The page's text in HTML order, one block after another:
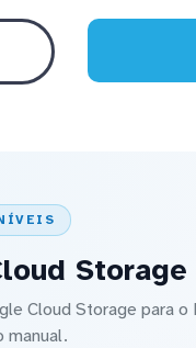
Storage
Cloud Storage para
manual.